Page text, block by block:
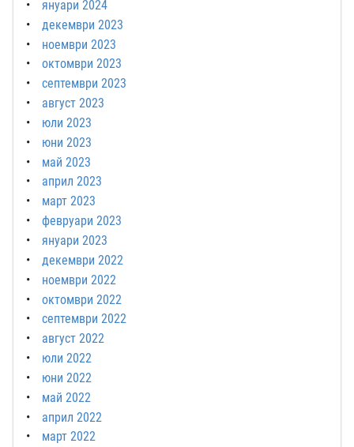
януари 2024
декември 2023
ноември 2023
октомври 2023
септември 2023
август 2023
юли 2023
юни 2023
май 2023
април 2023
март 2023
февруари 2023
януари 2023
декември 2022
ноември 2022
октомври 2022
септември 2022
август 2022
юли 2022
юни 2022
май 2022
април 2022
март 2022